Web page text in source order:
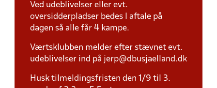
Ved udeblivelser eller evt.
oversidderpladser bedes I aftale på
dagen så alle får 4 kampe.
Værtsklubben melder efter stævnet evt.
udeblivelser ind på jerp@dbusjaelland.dk
Husk tilmeldingsfristen den 1/9 til 3.